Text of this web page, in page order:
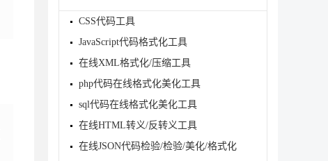
CSS代码工具
JavaScript代码格式化工具
在线XML格式化/压缩工具
php代码在线格式化美化工具
sql代码在线格式化美化工具
在线HTML转义/反转义工具
在线JSON代码检验/检验/美化/格式化